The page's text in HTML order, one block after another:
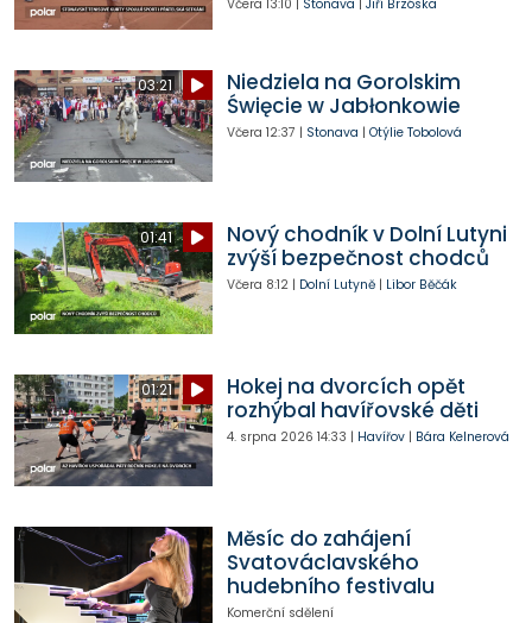
Včera 13:10 | Stonava | Jiří Brzóska
03:21
Niedziela na Gorolskim
Święcie w Jabłonkowie
Včera 12:37 | Stonava | Otýlie Tobolová
01:41
Nový chodník v Dolní Lutyni
zvýší bezpečnost chodců
Včera 8:12| Dolní Lutyně| Libor Běčák
01:21
Hokej na dvorcích opět
rozhýbal havířovské děti
4. srpna 2026 14:33 | Havířov| Bára Kelnerová
Měsíc do zahájení
Svatováclavského
hudebního festivalu
Komerční sdělení